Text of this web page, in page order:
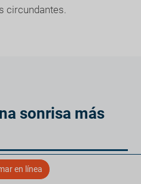
circundantes.
sonrisa más
en línea